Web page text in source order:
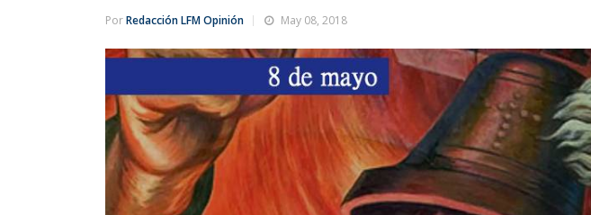
PorRedacción LFM Opinión May 08, 2018